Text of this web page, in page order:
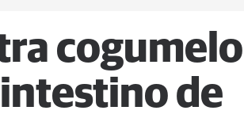
cogumelo
de